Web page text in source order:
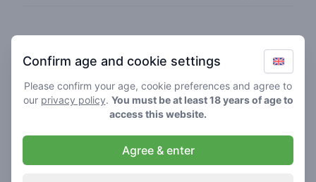
🍃 5/ 5
17-08-2023
Snelle service en prima kwaliteit. Als Belg geen
issues gehad
Confirm age and cookie settings
Please confirm your age, cookie preferences and agree to
our privacy policy. You must be at least 18 years of age to
access this website.
Agree & enter